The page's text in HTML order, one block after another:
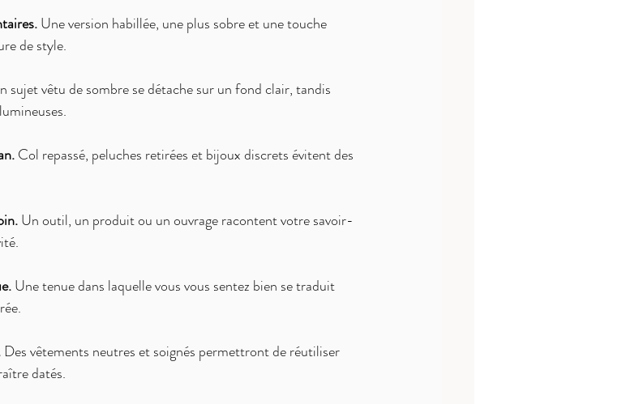
Une version habillée, une plus sobre et une touche
de style.
sujet vêtu de sombre se détache sur un fond clair, tandis
Col repassé, peluches retirées et bijoux discrets évitent des
Un outil, un produit ou un ouvrage racontent votre savoir-
Une tenue dans laquelle vous vous sentez bien se traduit
Des vêtements neutres et soignés permettront de réutiliser
datés.